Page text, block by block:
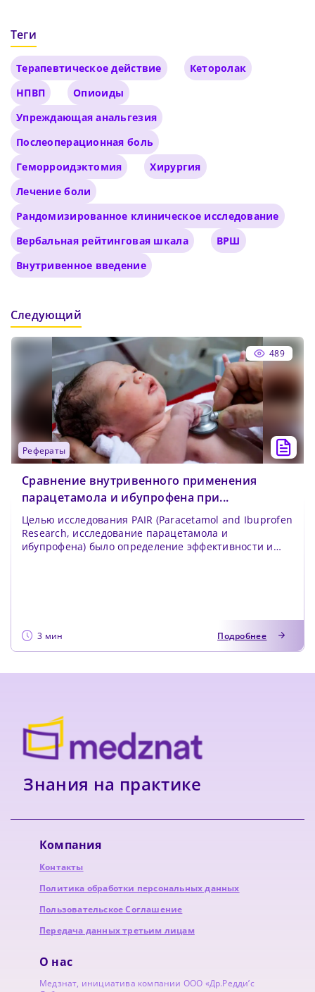
Теги
Терапевтическое действие
Кеторолак
НПВП
Опиоиды
Упреждающая анальгезия
Послеоперационная боль
Геморроидэктомия
Хирургия
Лечение боли
Рандомизированное клиническое исследование
Вербальная рейтинговая шкала
ВРШ
Внутривенное введение
Следующий
489
рефераты
Сравнение внутривенного применения
парацетамола и ибупрофена при...
Целью исследования PAIR (Paracetamol and Ibuprofen
Research, исследование парацетамола и
ибупрофена) было определение эффективности и
3 мин Подробнее
Знания на практике
Компания
Контакты
Политика обработки персональных данных
Пользовательское Соглашение
Передача данных третьим лицам
О нас
Медзнат, инициатива компании ООО «Др.Редди’с